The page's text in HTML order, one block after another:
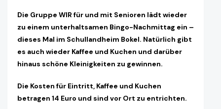
Die Gruppe WIR für und mit Senioren lädt wieder
zu einem unterhaltsamen Bingo-Nachmittag ein –
dieses Mal im Schullandheim Bokel. Natürlich gibt
es auch wieder Kaffee und Kuchen und darüber
hinaus schöne Kleinigkeiten zu gewinnen.
Die Kosten für Eintritt, Kaffee und Kuchen
betragen 14 Euro und sind vor Ort zu entrichten.